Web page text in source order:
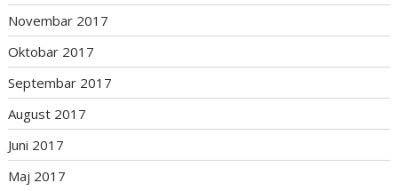
Novembar 2017
Oktobar 2017
Septembar 2017
August 2017
Juni 2017
Maj 2017